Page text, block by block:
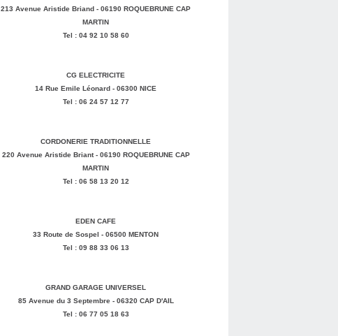
213 Avenue Aristide Briand - 06190 ROQUEBRUNE CAP
MARTIN
Tel : 04 92 10 58 60
CG ELECTRICITE
14 Rue Emile Léonard - 06300 NICE
Tel : 06 24 57 12 77
CORDONERIE TRADITIONNELLE
220 Avenue Aristide Briant - 06190 ROQUEBRUNE CAP
MARTIN
Tel : 06 58 13 20 12
EDEN CAFE
33 Route de Sospel - 06500 MENTON
Tel : 09 88 33 06 13
GRAND GARAGE UNIVERSEL
85 Avenue du 3 Septembre - 06320 CAP D'AIL
Tel : 06 77 05 18 63